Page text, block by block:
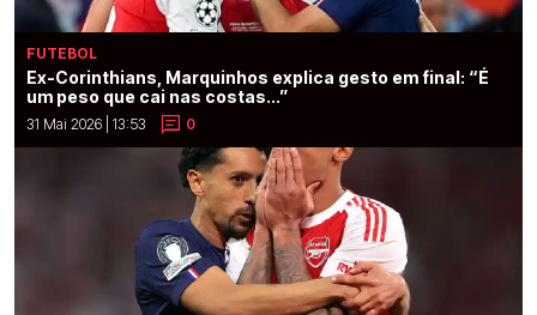
FUTEBOL
Ex-Corinthians, Marquinhos explica gesto em final: “É
um peso que cai nas costas...”
31 Mai 2026 | 13:53 0